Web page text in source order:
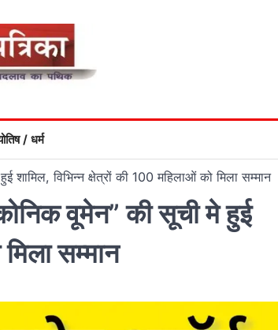
/ धर्म
शामिल, विभिन्न क्षेत्रों की 100 महिलाओं को मिला सम्मान
वूमेन” की सूची मे हुई
सम्मान